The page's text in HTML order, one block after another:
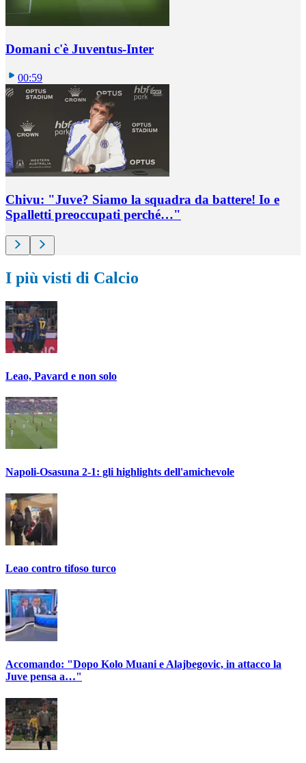
Domani c'è Juventus-Inter
00:59
Chivu: "Juve? Siamo la squadra da battere! Io e
Spalletti preoccupati perché…"
I più visti di Calcio
Leao, Pavard e non solo
Napoli-Osasuna 2-1: gli highlights dell'amichevole
Leao contro tifoso turco
Accomando: "Dopo Kolo Muani e Alajbegovic, in attacco la
Juve pensa a…"